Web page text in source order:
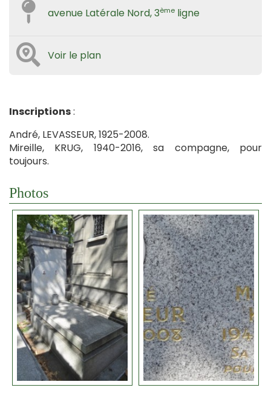
avenue Latérale Nord, 3ème ligne
Voir le plan
Inscriptions:
André, LEVASSEUR, 1925-2008.
Mireille, KRUG, 1940-2016, sa compagne, pour
toujours.
Photos